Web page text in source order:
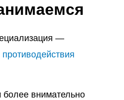
—
противодействия
более внимательно